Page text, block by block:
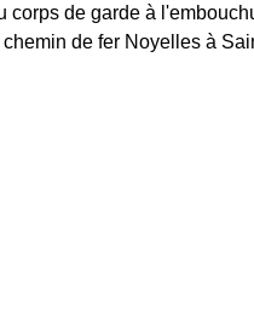
corps de garde à
de fer Noyelles à